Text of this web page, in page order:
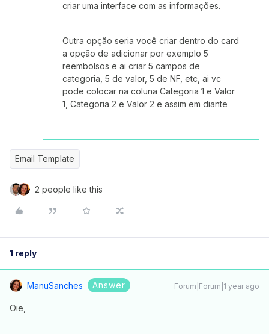
criar uma interface com as informações.
Outra opção seria você criar dentro do card
a opção de adicionar por exemplo 5
reembolsos e ai criar 5 campos de
categoria, 5 de valor, 5 de NF, etc, ai vc
pode colocar na coluna Categoria 1 e Valor
1, Categoria 2 e Valor 2 e assim em diante
Email Template
2 people like this
1 reply
ManuSanches Answer Forum|Forum|1 year ago
Oie,